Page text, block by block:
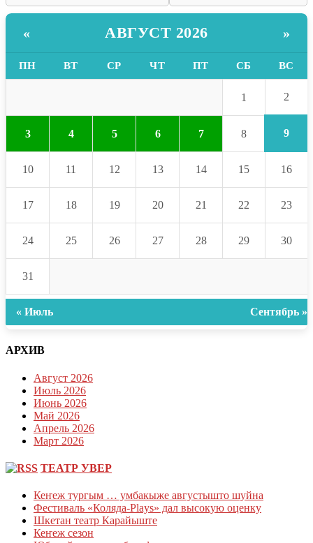
« АВГУСТ 2026 »
ПН ВТ СР ЧТ ПТ СБ ВС
1 2
3 4 5 6 7 8 9
10 11 12 13 14 15 16
17 18 19 20 21 22 23
24 25 26 27 28 29 30
31
« Июль Сентябрь »
АРХИВ
Август 2026
Июль 2026
Июнь 2026
Май 2026
Апрель 2026
Март 2026
ТЕАТР УВЕР
Кеҥеж тургым … умбакыже августышто шуйна
Фестиваль «Коляда-Plays» дал высокую оценку
Шкетан театр Карайыште
Кеҥеж сезон